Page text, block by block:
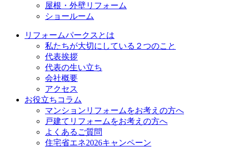
屋根・外壁リフォーム
ショールーム
リフォームパークスとは
私たちが大切にしている２つのこと
代表挨拶
代表の生い立ち
会社概要
アクセス
お役立ちコラム
マンションリフォームをお考えの方へ
戸建てリフォームをお考えの方へ
よくあるご質問
住宅省エネ2026キャンペーン